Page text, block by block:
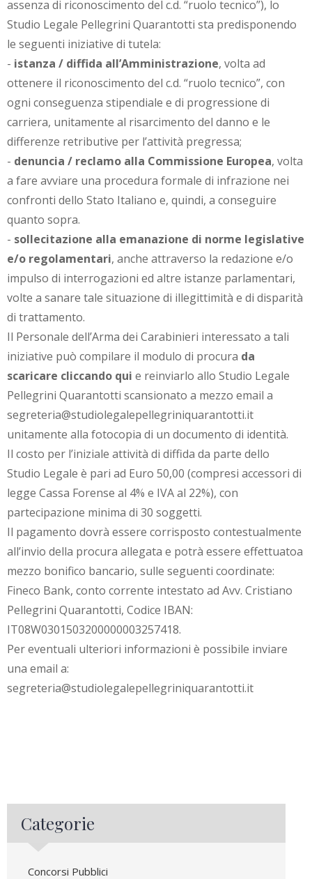
assenza di riconoscimento del c.d. “ruolo tecnico”), lo
Studio Legale Pellegrini Quarantotti sta predisponendo
le seguenti iniziative di tutela:
- istanza / diffida all’Amministrazione, volta ad
ottenere il riconoscimento del c.d. “ruolo tecnico”, con
ogni conseguenza stipendiale e di progressione di
carriera, unitamente al risarcimento del danno e le
differenze retributive per l’attività pregressa;
- denuncia / reclamo alla Commissione Europea, volta
a fare avviare una procedura formale di infrazione nei
confronti dello Stato Italiano e, quindi, a conseguire
quanto sopra.
- sollecitazione alla emanazione di norme legislative
e/o regolamentari, anche attraverso la redazione e/o
impulso di interrogazioni ed altre istanze parlamentari,
volte a sanare tale situazione di illegittimità e di disparità
di trattamento.
Il Personale dell’Arma dei Carabinieri interessato a tali
iniziative può compilare il modulo di procura da
scaricare cliccando qui e reinviarlo allo Studio Legale
Pellegrini Quarantotti scansionato a mezzo email a
segreteria@studiolegalepellegriniquarantotti.it
unitamente alla fotocopia di un documento di identità.
Il costo per l’iniziale attività di diffida da parte dello
Studio Legale è pari ad Euro 50,00 (compresi accessori di
legge Cassa Forense al 4% e IVA al 22%), con
partecipazione minima di 30 soggetti.
Il pagamento dovrà essere corrisposto contestualmente
all’invio della procura allegata e potrà essere effettuatoa
mezzo bonifico bancario, sulle seguenti coordinate:
Fineco Bank, conto corrente intestato ad Avv. Cristiano
Pellegrini Quarantotti, Codice IBAN:
IT08W0301503200000003257418.
Per eventuali ulteriori informazioni è possibile inviare
una email a:
segreteria@studiolegalepellegriniquarantotti.it
Categorie
Concorsi Pubblici